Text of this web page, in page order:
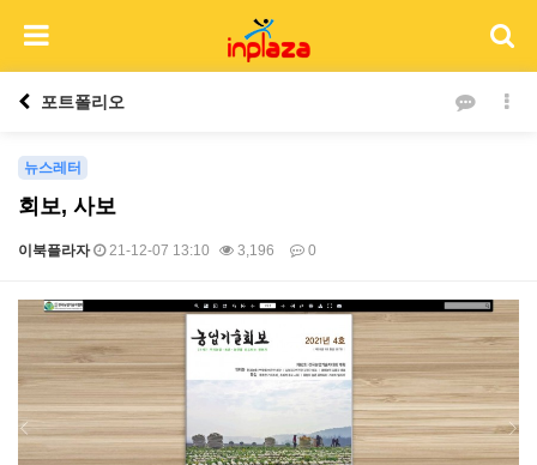
포트폴리오
뉴스레터
회보, 사보
이북플라자 21-12-07 13:10 3,196 0
본문